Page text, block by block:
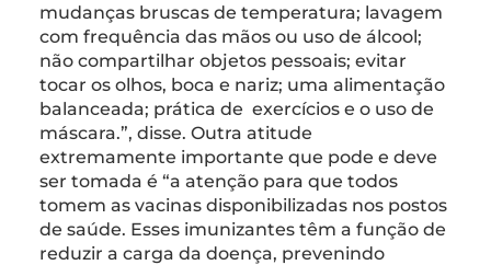
mudanças bruscas de temperatura; lavagem
com frequência das mãos ou uso de álcool;
não compartilhar objetos pessoais; evitar
tocar os olhos, boca e nariz; uma alimentação
balanceada; prática de exercícios e o uso de
máscara.”, disse. Outra atitude
extremamente importante que pode e deve
ser tomada é “a atenção para que todos
tomem as vacinas disponibilizadas nos postos
de saúde. Esses imunizantes têm a função de
reduzir a carga da doença, prevenindo